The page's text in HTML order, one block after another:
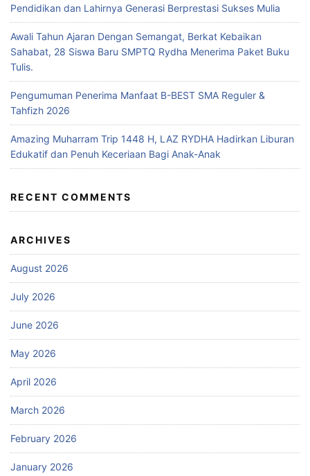
Pendidikan dan Lahirnya Generasi Berprestasi Sukses Mulia
Awali Tahun Ajaran Dengan Semangat, Berkat Kebaikan
Sahabat, 28 Siswa Baru SMPTQ Rydha Menerima Paket Buku
Tulis.
Pengumuman Penerima Manfaat B-BEST SMA Reguler &
Tahfizh 2026
Amazing Muharram Trip 1448 H, LAZ RYDHA Hadirkan Liburan
Edukatif dan Penuh Keceriaan Bagi Anak-Anak
RECENT COMMENTS
ARCHIVES
August 2026
July 2026
June 2026
May 2026
April 2026
March 2026
February 2026
January 2026